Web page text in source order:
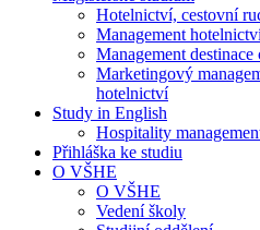
Hotelnictví, cestovní
Management
Management
Marketingový
hotelnictví
Study in English
Hospitality
Přihláška ke studiu
O VŠHE
O VŠHE
Vedení školy